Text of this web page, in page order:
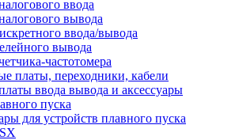
ввода
вывода
ввода/вывода
вывода
частотомера
платы, переходники, кабели
ввода вывода и аксессуары
пуска
для устройств плавного пуска